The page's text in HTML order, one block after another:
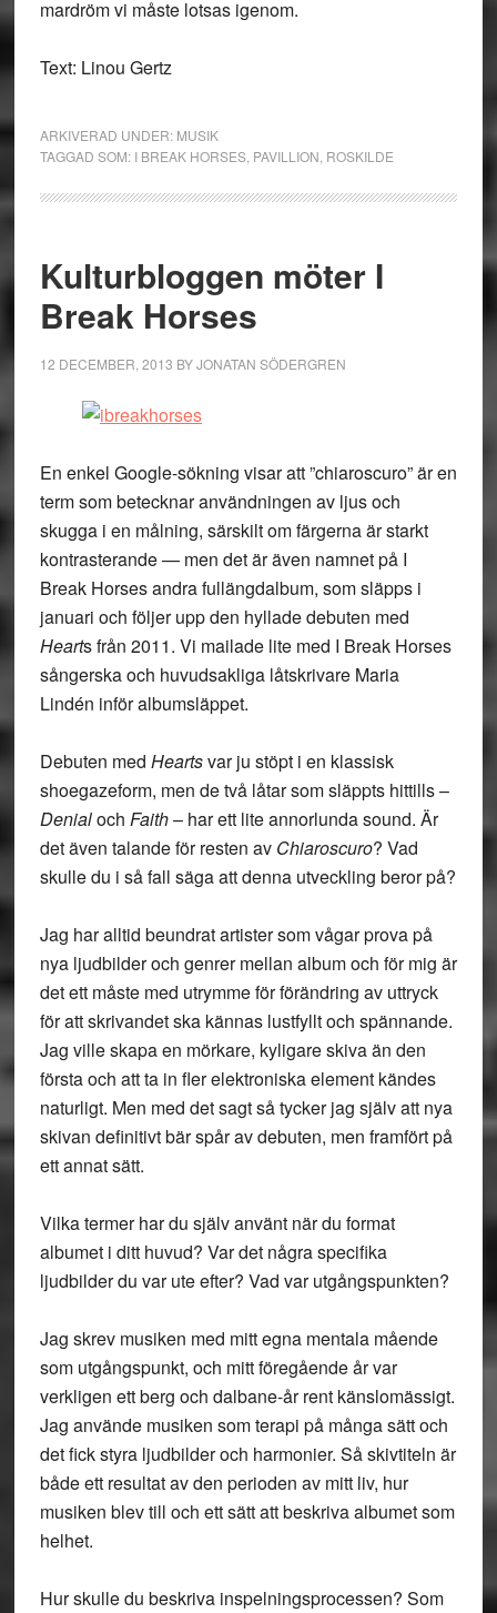
mardröm vi måste lotsas igenom.
Text: Linou Gertz
ARKIVERAD UNDER: MUSIK
TAGGAD SOM: I BREAK HORSES, PAVILLION ROSKILDE
Kulturbloggen möter I
Break Horses
12 DECEMBER, 2013 BYJONATAN SÖDERGREN
En enkel Google-sökning visar att ”chiaroscuro” är en
term som betecknar användningen av ljus och
skugga i en målning, särskilt om färgerna är starkt
kontrasterande — men det är även namnet på I
Break Horses andra fullängdalbum, som släpps i
januari och följer upp den hyllade debuten med
Hearts från 2011. Vi mailade lite med I Break Horses
sångerska och huvudsakliga låtskrivare Maria
Lindén inför albumsläppet.
Debuten med Heartsvar ju stöpt i en klassisk
shoegazeform, men de två låtar som släppts hittills –
Denialoch Faith– har ett lite annorlunda sound. Är
det även talande för resten av Chiaroscuro? Vad
skulle du i så fall säga att denna utveckling beror på?
Jag har alltid beundrat artister som vågar prova på
nya ljudbilder och genrer mellan album och för mig är
det ett måste med utrymme för förändring av uttryck
för att skrivandet ska kännas lustfyllt och spännande.
Jag ville skapa en mörkare, kyligare skiva än den
första och att ta in fler elektroniska element kändes
naturligt. Men med det sagt så tycker jag själv att nya
skivan definitivt bär spår av debuten, men framfört på
ett annat sätt.
Vilka termer har du själv använt när du format
albumet i ditt huvud? Var det några specifika
ljudbilder du var ute efter? Vad var utgångspunkten?
Jag skrev musiken med mitt egna mentala mående
som utgångspunkt, och mitt föregående år var
verkligen ett berg och dalbane-år rent känslomässigt.
Jag använde musiken som terapi på många sätt och
det fick styra ljudbilder och harmonier. Så skivtiteln är
både ett resultat av den perioden av mitt liv, hur
musiken blev till och ett sätt att beskriva albumet som
helhet.
Hur skulle du beskriva inspelningsprocessen? Som